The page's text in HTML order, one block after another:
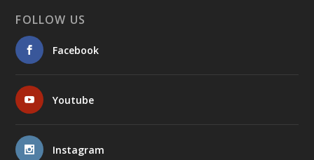
FOLLOW US
Facebook
Youtube
Instagram